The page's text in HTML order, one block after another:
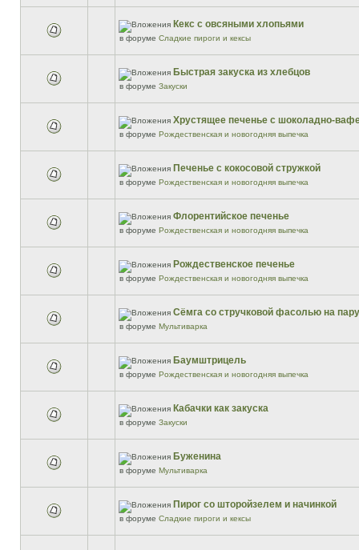
Кекс с овсяными хлопьями
в форуме Сладкие пироги и кексы
Быстрая закуска из хлебцов
в форуме Закуски
Хрустящее печенье с шоколадно-
в форуме Рождественская и новогодняя выпечка
Печенье с кокосовой стружкой
в форуме Рождественская и новогодняя выпечка
Флорентийское печенье
в форуме Рождественская и новогодняя выпечка
Рождественское печенье
в форуме Рождественская и новогодняя выпечка
Сёмга со стручковой фасолью на пару
в форуме Мультиварка
Баумштрицель
в форуме Рождественская и новогодняя выпечка
Кабачки как закуска
в форуме Закуски
Буженина
в форуме Мультиварка
Пирог со шторойзелем и начинкой
в форуме Сладкие пироги и кексы